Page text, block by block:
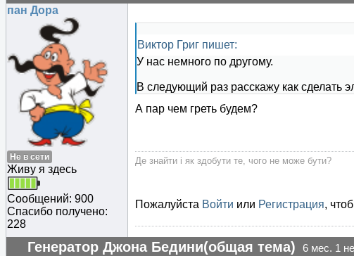
пан Дора
Не в сети
Живу я здесь
Сообщений: 900
Спасибо получено:
228
Виктор Григ пишет:
У нас немного по другому.
В следующий раз расскажу как сделать
А пар чем греть будем?
Де знайти і як здобути те, чого не може бути?
Пожалуйста Войти или Регистрация,
Генератор Джона Бедини(общая тема) 6 мес. 1